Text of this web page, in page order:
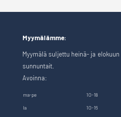
Myymälämme:
Myymälä suljettu heinä- ja elokuun
sunnuntait.
Avoinna:
ma-pe 10-18
la 10-16